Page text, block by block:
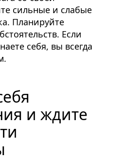
сильные и слабые
Планируйте
Если
себя, вы всегда
и ждите